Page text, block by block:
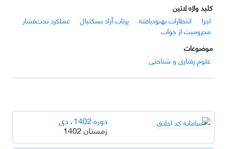
کلید واژه لاتین
اجرا
انتظارات بهبودیافته پرتاب آزاد بسکتبال
عملکرد تحت‌فشار
محرومیت از خواب
موضوعات
علوم رفتاری و شناختی
دوره 1402، دی
زمستان 1402